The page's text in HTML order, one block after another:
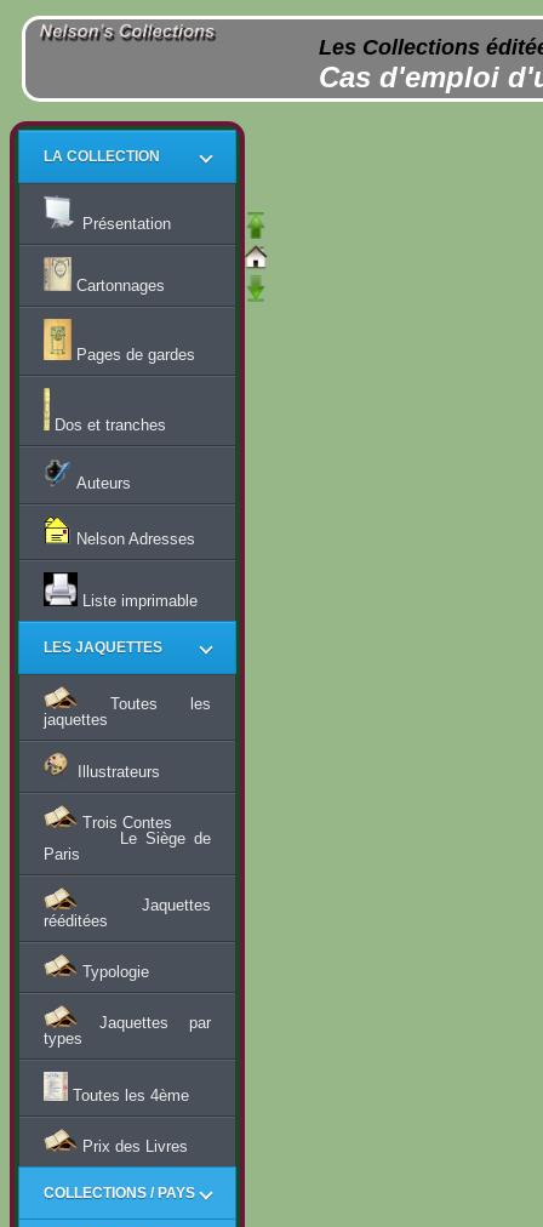
Les Collections
Cas d'emploi
LA COLLECTION
Présentation
Cartonnages
Pages de gardes
Dos et tranches
Auteurs
Nelson Adresses
Liste imprimable
LES JAQUETTES
Toutes les
jaquettes
Illustrateurs
Trois Contes
Le Siège de
Paris
Jaquettes
rééditées
Typologie
Jaquettes par
types
Toutes les 4ème
Prix des Livres
COLLECTIONS / PAYS